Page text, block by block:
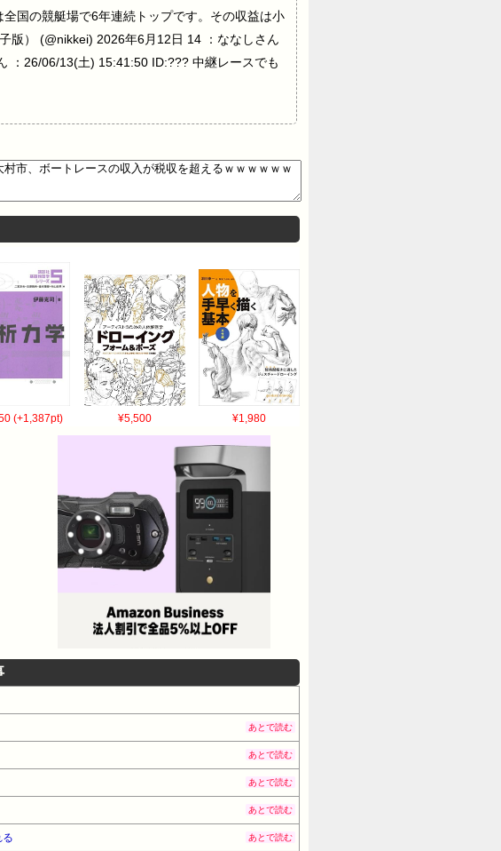
国の競艇場で6年連続トップです。その収益は小
版） (@nikkei) 2026年6月12日 14 ：ななしさん
：26/06/13(土) 15:41:50 ID:??? 中継レースでも
(+1,387pt) ¥5,500 ¥1,980
あとで読む
あとで読む
あとで読む
あとで読む
る あとで読む